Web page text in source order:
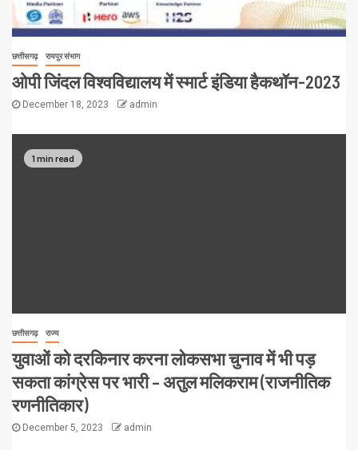
छत्तीसगढ़ रायपुर संभाग
ओपी जिंदल विश्वविद्यालय में स्मार्ट इंडिया हैकथॉन-2023
December 18, 2023 admin
1 min read
छत्तीसगढ़ राज्य
युवाओं को दरकिनार करना लोकसभा चुनाव में भी पड़
सकता कांग्रेस पर भारी – अतुल मलिकराम (राजनीतिक
रणनीतिकार)
December 5, 2023 admin